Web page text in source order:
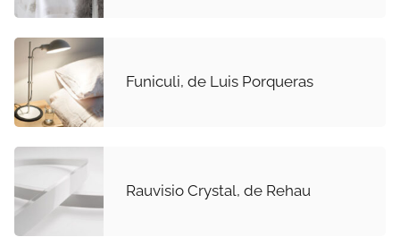
Funiculi, de Luis Porqueras
Rauvisio Crystal, de Rehau